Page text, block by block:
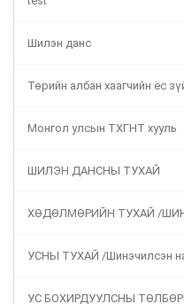
Шилэн данс
Төрийн албан хаагчийн ёс
Монгол улсын ТХГНТ хууль
ШИЛЭН ДАНСНЫ ТУХАЙ
ХӨДӨЛМӨРИЙН ТУХАЙ /
УСНЫ ТУХАЙ /Шинэчилсэн
УС БОХИРДУУЛСНЫ